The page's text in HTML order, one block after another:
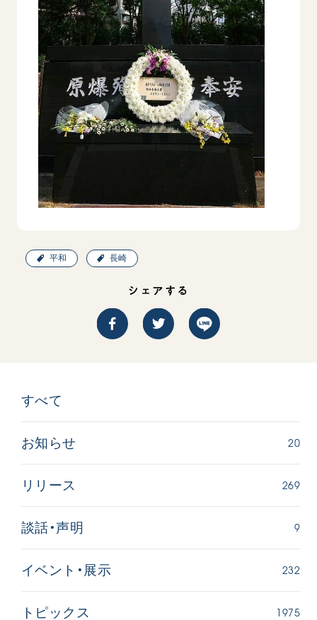
平和 長崎
シェアする
すべて
お知らせ 20
リリース 269
談話・声明 9
イベント・展示 232
トピックス 1975